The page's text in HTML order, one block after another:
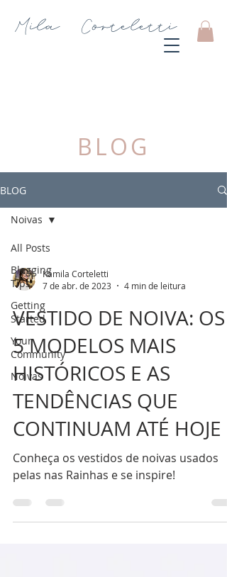
Mila Corteletti
BLOG
BLOG
All Posts
Blogging
Tips
Getting
Started
Your
Community
Noivas
Noivas
Kamila Corteletti
7 de abr. de 2023
4 min de leitura
VESTIDO DE NOIVA: OS
5 MODELOS MAIS
HISTÓRICOS E AS
TENDÊNCIAS QUE
CONTINUAM ATÉ HOJE
Conheça os vestidos de noivas usados
pelas nas Rainhas e se inspire!